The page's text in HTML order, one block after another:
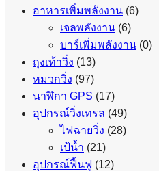
อาหารเพิ่มพลังงาน (6)
เจลพลังงาน (6)
บาร์เพิ่มพลังงาน (0)
ถุงเท้าวิ่ง (13)
หมวกวิ่ง (97)
นาฬิกา GPS (17)
อุปกรณ์วิ่งเทรล (49)
ไฟฉายวิ่ง (28)
เป้น้ำ (21)
อุปกรณ์ฟื้นฟู (12)